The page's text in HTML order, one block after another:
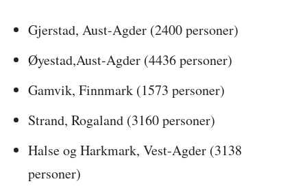
Gjerstad, Aust-Agder (2400 personer)
Øyestad,Aust-Agder (4436 personer)
Gamvik, Finnmark (1573 personer)
Strand, Rogaland (3160 personer)
Halse og Harkmark, Vest-Agder (3138
personer)